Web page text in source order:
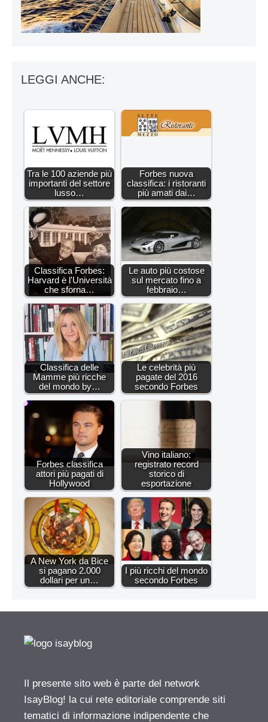
LEGGI ANCHE:
Tra le 100 aziende più
importanti del settore
lusso…
Forbes nuova
classifica: i ristoranti
più amati dai…
Classifica Forbes:
Harvard è l'Università
che sforna…
Le auto più costose
sul mercato fino a
febbraio…
Classifica delle
Mamme più ricche
del mondo by…
Le celebrità più
pagate del 2016
secondo Forbes
Forbes classifica
attori più pagati di
Hollywood
Vino italiano:
registrato record
storico di
esportazione
A New York da Bice
si pagano 2.000
dollari per un…
I più ricchi del mondo
secondo Forbes
Il presente sito web è parte del network
IsayBlog! la cui rete editoriale comprende siti
tematici di informazione indipendente che